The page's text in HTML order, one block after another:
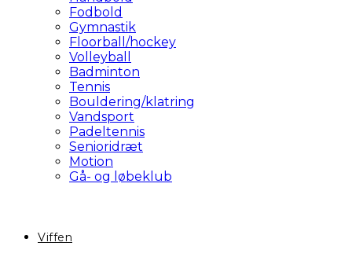
Fodbold
Gymnastik
Floorball/hockey
Volleyball
Badminton
Tennis
Bouldering/klatring
Vandsport
Padeltennis
Senioridræt
Motion
Gå- og løbeklub
Viffen